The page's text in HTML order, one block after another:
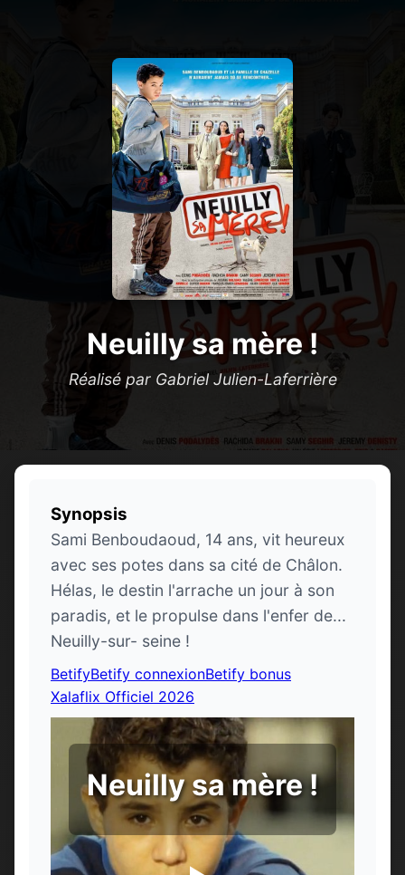
Neuilly sa mère !
Réalisé par Gabriel Julien-Laferrière
Synopsis
Sami Benboudaoud, 14 ans, vit heureux
avec ses potes dans sa cité de Châlon.
Hélas, le destin l'arrache un jour à son
paradis, et le propulse dans l'enfer de...
Neuilly-sur- seine !
BetifyBetify connexionBetify bonus
Xalaflix Officiel 2026
Neuilly sa mère !